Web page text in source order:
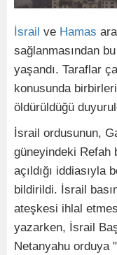
İsrail ve Hamas
sağlanmasından
yaşandı. Taraflar
konusunda
öldürüldüğü
İsrail ordusunun,
güneyindeki Refah
açıldığı iddiasıyla
bildirildi. İsrail
ateşkesi ihlal
yazarken, İsrail
Netanyahu orduya